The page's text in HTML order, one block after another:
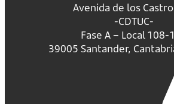
Avenida de los
-CDTUC-
Fase A – Local 108-
39005 Santander,